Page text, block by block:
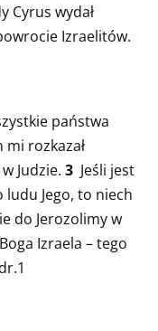
Cyrus wydał
Izraelitów.
państwa
mi rozkazał
Judzie. 3 Jeśli jest
ludu Jego, to niech
do Jerozolimy w
Izraela – tego